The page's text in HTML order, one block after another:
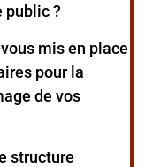
public ?
mis en place
pour la
de vos
structure